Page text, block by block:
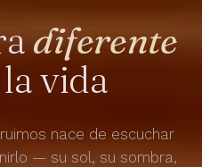
diferente
vida
nace de escuchar
— su sol, su sombra,